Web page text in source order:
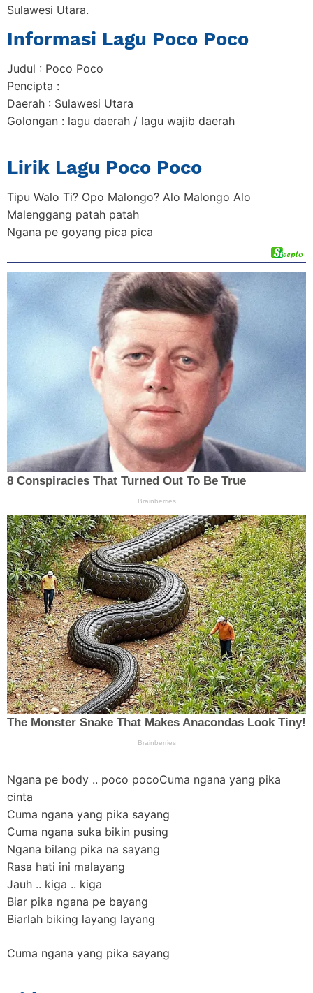
Sulawesi Utara.
Informasi Lagu Poco Poco
Judul : Poco Poco
Pencipta :
Daerah : Sulawesi Utara
Golongan : lagu daerah / lagu wajib daerah
Lirik Lagu Poco Poco
Tipu Walo Ti? Opo Malongo? Alo Malongo Alo
Malenggang patah patah
Ngana pe goyang pica pica
Ngana pe body .. poco pocoCuma ngana yang pika
cinta
Cuma ngana yang pika sayang
Cuma ngana suka bikin pusing
Ngana bilang pika na sayang
Rasa hati ini malayang
Jauh .. kiga .. kiga
Biar pika ngana pe bayang
Biarlah biking layang layang
Cuma ngana yang pika sayang